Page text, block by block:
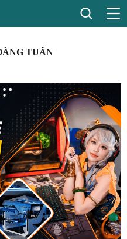
TUẤN